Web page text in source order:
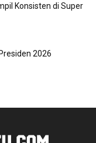
Konsisten di Super
2026